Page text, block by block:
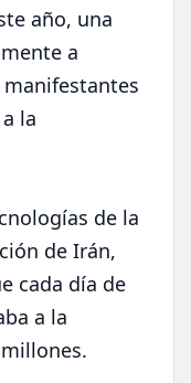
año, una
a
la
de la
de Irán,
cada día de
a la